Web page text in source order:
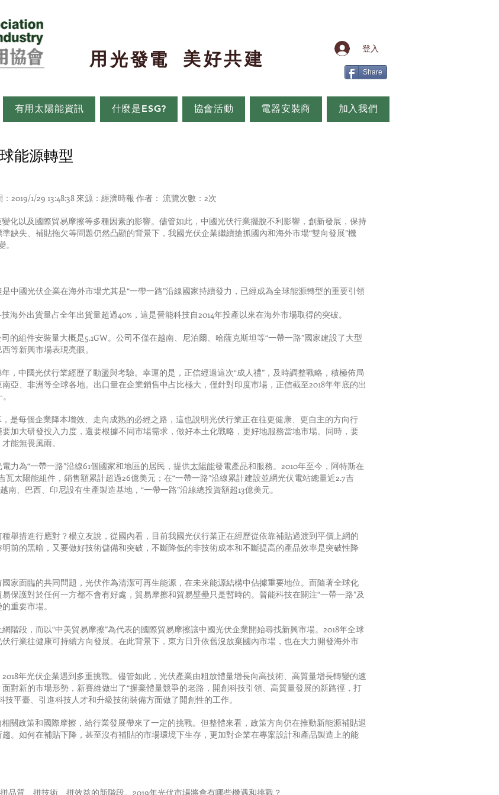
電
用​光發 美好共建 登入
Share
有用太陽能資訊 什麼是ESG? 協會活動 電器安裝商 加入我們
能源轉型
：2019/1/29 13:48:38 來源：經濟時報 作者： 流覽次數：2次
化以及國際貿易摩擦等多種因素的影響。儘管如此，中國光伏行業擺脫不利影響，創新發展，保持
缺失、補貼拖欠等問題仍然凸顯的背景下，我國光伏企業繼續搶抓國內和海外市場“雙向發展”機
中國光伏企業在海外市場尤其是“一帶一路”沿線國家持續發力，已經成為全球能源轉型的重要引領
海外出貨量占全年出貨量超過40%，這是晉能科技自2014年投產以來在海外市場取得的突破。
的組件安裝量大概是5.1GW。公司不僅在越南、尼泊爾、哈薩克斯坦等“一帶一路”國家建設了大型
等新興市場表現亮眼。
，中國光伏行業經歷了動盪與考驗。幸運的是，正信經過這次“成人禮”，及時調整戰略，積極佈局
亞、非洲等全球各地。出口量在企業銷售中占比極大，僅針對印度市場，正信截至2018年年底的出
是每個企業降本增效、走向成熟的必經之路，這也說明光伏行業正在往更健康、更自主的方向行
加大研發投入力度，還要根據不同市場需求，做好本土化戰略，更好地服務當地市場。同時，要
能無畏風雨。
力為“一帶一路”沿線61個國家和地區的居民，提供太陽能發電產品和服務。2010年至今，阿特斯在
瓦太陽能組件，銷售額累計超過26億美元；在“一帶一路”沿線累計建設並網光伏電站總量近2.7吉
南、巴西、印尼設有生產製造基地，“一帶一路”沿線總投資額超13億美元。
舉措進行應對？楊立友說，從國內看，目前我國光伏行業正在經歷從依靠補貼過渡到平價上網的
前的黑暗，又要做好技術儲備和突破，不斷降低的非技術成本和不斷提高的產品效率是突破性降
家面臨的共同問題，光伏作為清潔可再生能源，在未來能源結構中佔據重要地位。而隨著全球化
保護對於任何一方都不會有好處，貿易摩擦和貿易壁壘只是暫時的。晉能科技在關注“一帶一路”及
重要市場。
階段，而以“中美貿易摩擦”為代表的國際貿易摩擦讓中國光伏企業開始尋找新興市場。2018年全球
行業往健康可持續方向發展。在此背景下，東方日升依舊沒放棄國內市場，也在大力開發海外市
年光伏企業遇到多重挑戰。儘管如此，光伏產業由粗放體量增長向高技術、高質量增長轉變的速
對新的市場形勢，新賽維做出了“摒棄體量競爭的老路，開創科技引領、高質量發展的新路徑，打
平臺、引進科技人才和升級技術裝備方面做了開創性的工作。
關政策和國際摩擦，給行業發展帶來了一定的挑戰。但整體來看，政策方向仍在推動新能源補貼退
。如何在補貼下降，甚至沒有補貼的市場環境下生存，更加對企業在專案設計和產品製造上的能
品質、拼技術、拼效益的新階段。2019年光伏市場將會有哪些機遇和挑戰？